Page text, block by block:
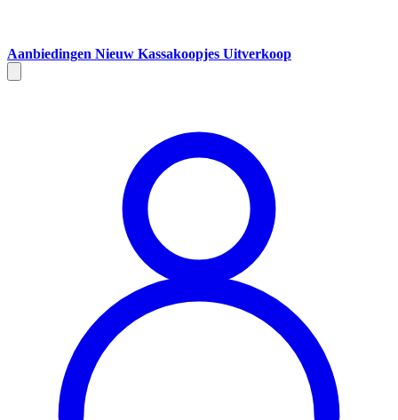
Aanbiedingen Nieuw Kassakoopjes Uitverkoop